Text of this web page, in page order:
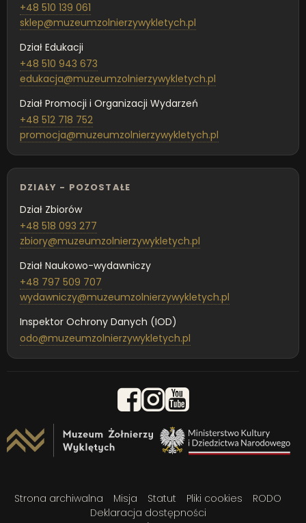
+48 510 139 061
sklep@muzeumzolnierzywykletych.pl
Dział Edukacji
+48 510 943 673
edukacja@muzeumzolnierzywykletych.pl
Dział Promocji i Organizacji Wydarzeń
+48 512 718 752
promocja@muzeumzolnierzywykletych.pl
DZIAŁY - POZOSTAŁE
Dział Zbiorów
+48 518 093 277
zbiory@muzeumzolnierzywykletych.pl
Dział Naukowo-wydawniczy
+48 797 509 707
wydawniczy@muzeumzolnierzywykletych.pl
Inspektor Ochrony Danych (IOD)
odo@muzeumzolnierzywykletych.pl
Strona archiwalna Misja Statut Pliki cookies
RODO
Deklaracja dostępności